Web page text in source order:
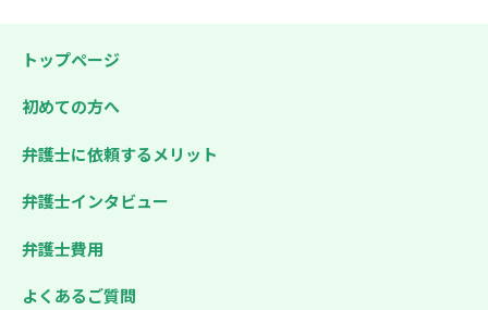
トップページ
初めての方へ
弁護士に依頼するメリット
弁護士インタビュー
弁護士費用
よくあるご質問